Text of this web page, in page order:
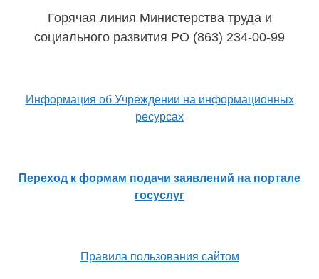
Горячая линия Министерства труда и
социального развития РО (863) 234-00-99
Информация об Учреждении на информационных
ресурсах
Переход к формам подачи заявлений на портале
госуслуг
Правила пользования сайтом